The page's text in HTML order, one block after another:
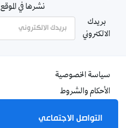
نشرها في الموقع
بريدك
الالكتروني
سياسة الخصوصية
الأحكام والشروط
اتصل بنا
التواصل الاجتماعي